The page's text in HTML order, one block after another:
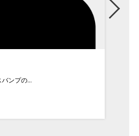
ンプの...